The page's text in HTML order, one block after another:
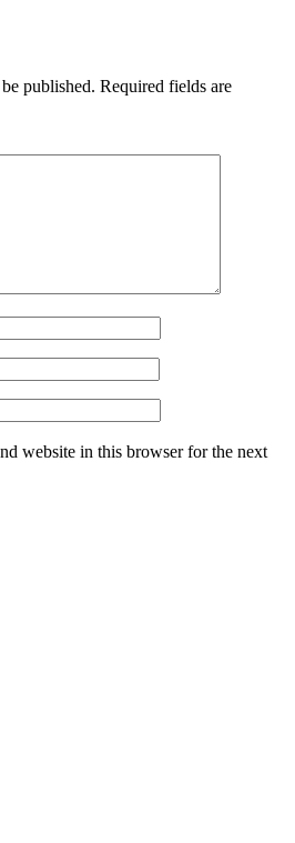
published. Required fields are
website in this browser for the next